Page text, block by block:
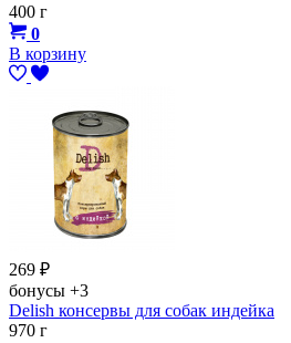
400 г
0
В корзину
269 ₽
бонусы +3
Delish консервы для собак индейка
970 г